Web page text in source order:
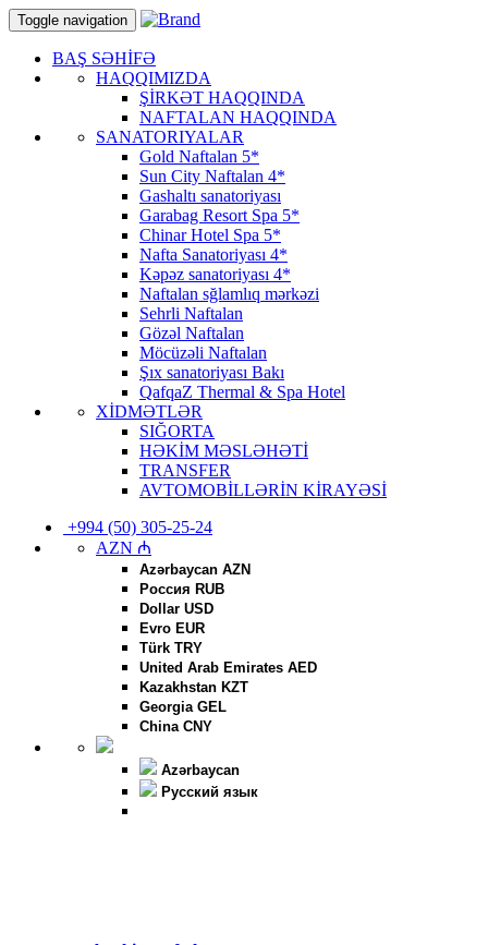
Toggle navigation
BAŞ SƏHİFƏ
HAQQIMIZDA
ŞİRKƏT HAQQINDA
NAFTALAN HAQQINDA
SANATORIYALAR
Gold Naftalan 5*
Sun City Naftalan 4*
Gashaltı sanatoriyası
Garabag Resort Spa 5*
Chinar Hotel Spa 5*
Nafta Sanatoriyası 4*
Kəpəz sanatoriyası 4*
Naftalan sğlamlıq mərkəzi
Sehrli Naftalan
Gözəl Naftalan
Möcüzəli Naftalan
Şıx sanatoriyası Bakı
QafqaZ Thermal & Spa Hotel
XİDMƏTLƏR
SIĞORTA
HƏKİM MƏSLƏHƏTİ
TRANSFER
AVTOMOBİLLƏRİN KİRAYƏSİ
+994 (50) 305-25-24
AZN ₼
Azərbaycan AZN
Россия RUB
Dollar USD
Evro EUR
Türk TRY
United Arab Emirates AED
Kazakhstan KZT
Georgia GEL
China CNY
Azərbaycan
Русский язык